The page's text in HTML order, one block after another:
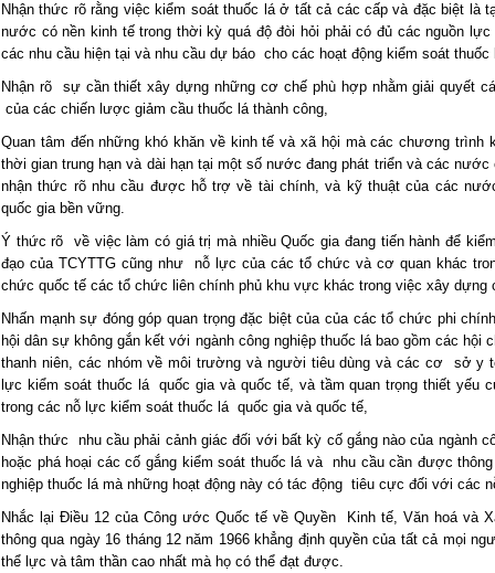
Nhận thức rõ rằng việc kiểm soát thuốc lá ở tất cả các cấp và đặc biệt là
nước có nền kinh tế trong thời kỳ quá độ đòi hỏi phải có đủ các nguồn
các nhu cầu hiện tại và nhu cầu dự báo cho các hoạt động kiểm soát thuốc
Nhận rõ sự cần thiết xây dựng những cơ chế phù hợp nhằm giải quyết
của các chiến lược giảm cầu thuốc lá thành công,
Quan tâm đến những khó khăn về kinh tế và xã hội mà các chương trình
thời gian trung hạn và dài hạn tại một số nước đang phát triển và các
nhận thức rõ nhu cầu được hỗ trợ về tài chính, và kỹ thuật của các
quốc gia bền vững.
Ý thức rõ về việc làm có giá trị mà nhiều Quốc gia đang tiến hành để
đạo của TCYTTG cũng như nỗ lực của các tổ chức và cơ quan khác
chức quốc tế các tổ chức liên chính phủ khu vực khác trong việc xây dựng
Nhấn mạnh sự đóng góp quan trọng đặc biệt của của các tổ chức phi
hội dân sự không gắn kết với ngành công nghiệp thuốc lá bao gồm các
thanh niên, các nhóm về môi trường và người tiêu dùng và các cơ sở y
lực kiểm soát thuốc lá quốc gia và quốc tế, và tầm quan trọng thiết yếu
trong các nỗ lực kiểm soát thuốc lá quốc gia và quốc tế,
Nhận thức nhu cầu phải cảnh giác đối với bất kỳ cố gắng nào của ngành
hoặc phá hoại các cố gắng kiểm soát thuốc lá và nhu cầu cần được
nghiệp thuốc lá mà những hoạt động này có tác động tiêu cực đối với các
Nhắc lại Điều 12 của Công ước Quốc tế về Quyền Kinh tế, Văn hoá và
thông qua ngày 16 tháng 12 năm 1966 khẳng định quyền của tất cả mọi
thể lực và tâm thần cao nhất mà họ có thể đạt được.